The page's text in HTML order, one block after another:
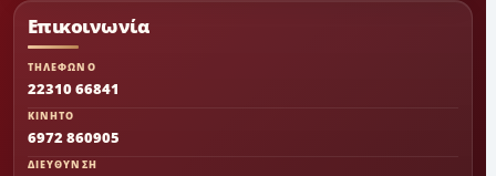
Επικοινωνία
ΤΗΛΕΦΩΝΟ
22310 66841
ΚΙΝΗΤΟ
6972 860905
ΔΙΕΥΘΥΝΣΗ